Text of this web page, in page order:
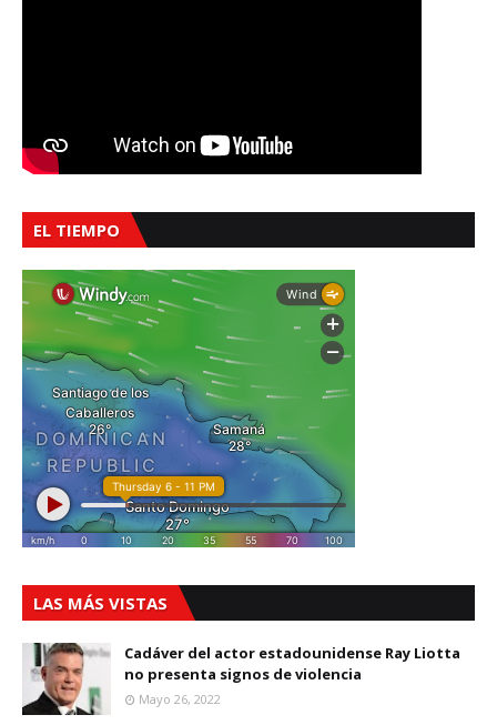
EL TIEMPO
LAS MÁS VISTAS
Cadáver del actor estadounidense Ray Liotta
no presenta signos de violencia
Mayo 26, 2022